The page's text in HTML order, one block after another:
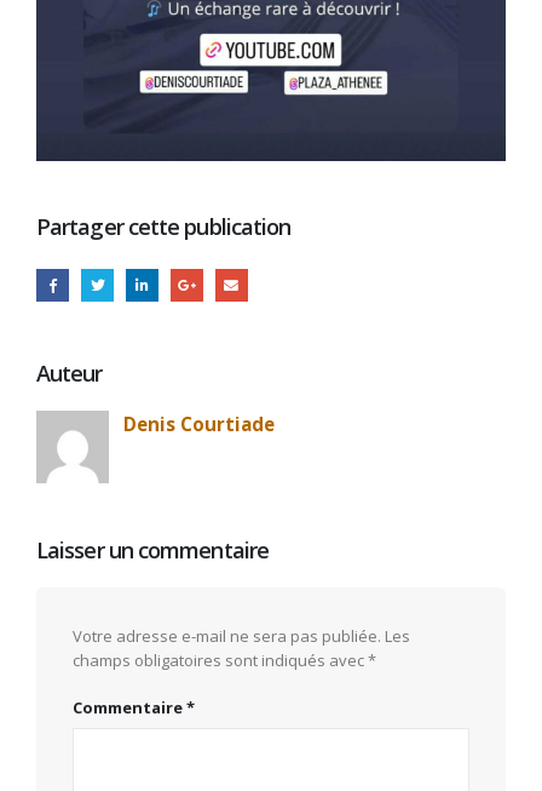
Partager cette publication
Auteur
Denis Courtiade
Laisser un commentaire
Votre adresse e-mail ne sera pas publiée. Les
champs obligatoires sont indiqués avec*
Commentaire*